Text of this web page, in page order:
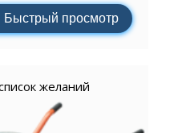
Быстрый просмотр
желаний